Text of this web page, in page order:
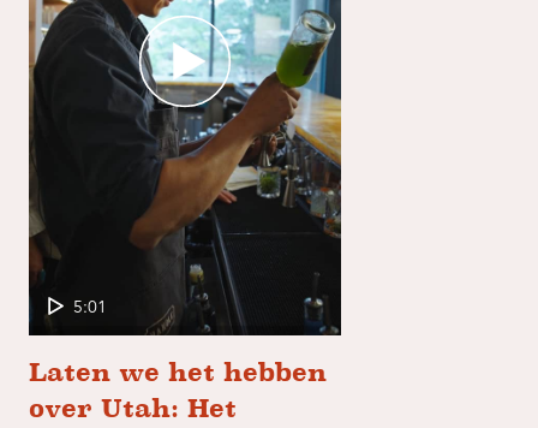
5:01
Laten we het hebben
over Utah: Het